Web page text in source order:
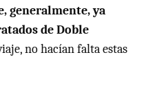
generalmente, ya
de Doble
no hacían falta estas